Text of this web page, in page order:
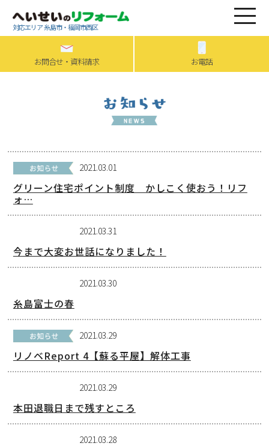
対応エリア 糸島市・福岡市西区
お問合せ・資料請求 お電話
2021.03.01
グリーン住宅ポイント制度 かしこく使おう！リフ
ォ…
2021.03.31
今まで大変お世話になりました！
2021.03.30
糸島富士の春
2021.03.29
リノベReport 4【蘇る平屋】解体工事
2021.03.29
本田退職日まで残すところ
2021.03.28